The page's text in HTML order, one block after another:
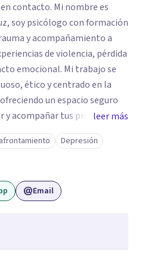
contacto. Mi nombre es
soy psicólogo con formación
y acompañamiento a
de violencia, pérdida
Mi trabajo se
ético y centrado en la
un espacio seguro
y acompañar tus procesos
Creo firmemente en la
herramientas que
y el sentido de
duda y acordar una cita. Un
leer más
Depresión
Email